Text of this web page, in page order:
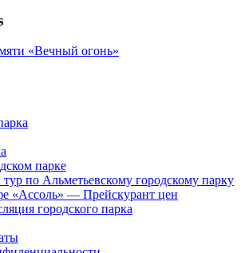
«Вечный огонь»
парке
по Альметьевскому городскому парку
«Ассоль» — Прейскурант цен
городского парка